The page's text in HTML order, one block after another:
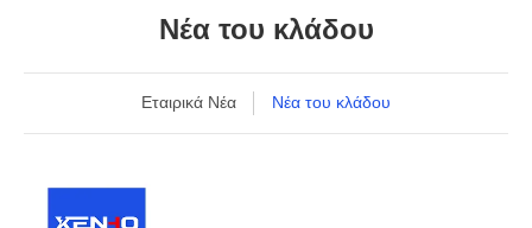
Νέα του κλάδου
Εταιρικά Νέα Νέα του κλάδου